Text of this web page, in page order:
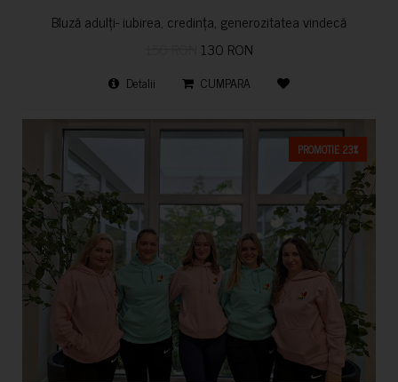
Bluză adulți- iubirea, credința, generozitatea vindecă
130 RON
Detalii CUMPARA
PROMOTIE 23%